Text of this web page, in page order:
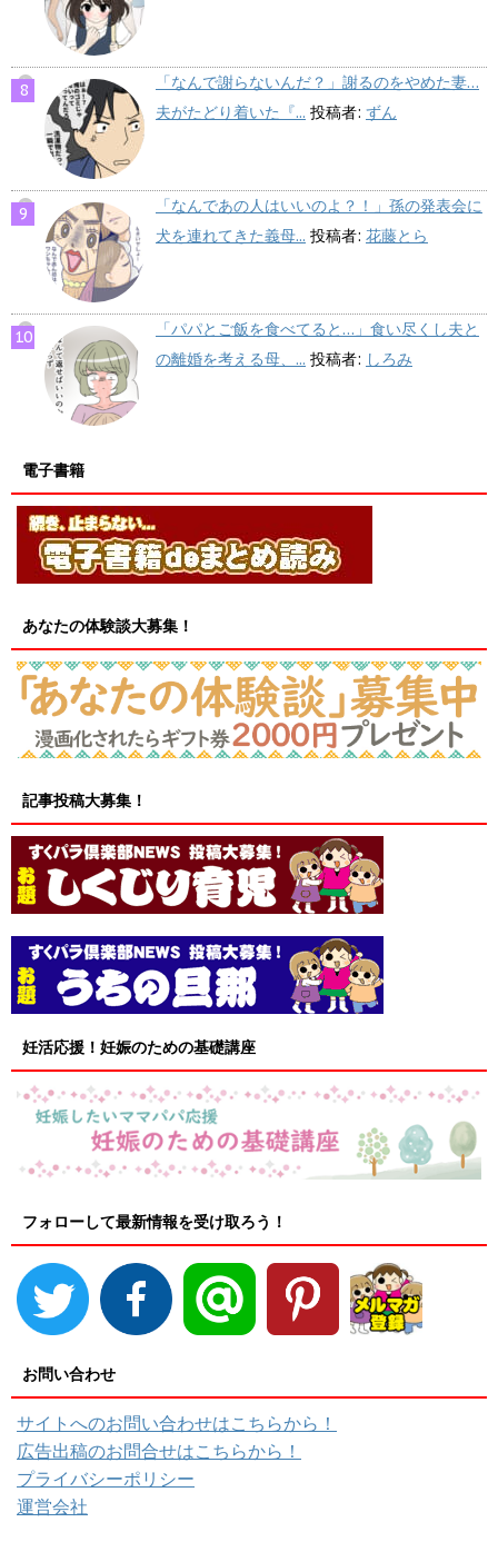
「なんで謝らないんだ？」謝るのをやめた妻…
夫がたどり着いた『... 投稿者: ずん
「なんであの人はいいのよ？！」孫の発表会に
犬を連れてきた義母... 投稿者: 花藤とら
「パパとご飯を食べてると…」食い尽くし夫と
の離婚を考える母、... 投稿者: しろみ
電子書籍
あなたの体験談大募集！
記事投稿大募集！
妊活応援！妊娠のための基礎講座
フォローして最新情報を受け取ろう！
お問い合わせ
サイトへのお問い合わせはこちらから！
広告出稿のお問合せはこちらから！
プライバシーポリシー
運営会社